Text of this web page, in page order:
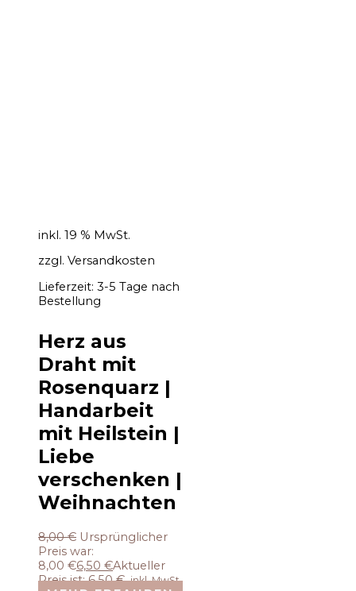
inkl. 19 % MwSt.
zzgl. Versandkosten
Lieferzeit: 3-5 Tage nach
Bestellung
Herz aus
Draht mit
Rosenquarz |
Handarbeit
mit Heilstein |
Liebe
verschenken |
Weihnachten
8,00€ Ursprünglicher
Preis war:
8,00 €6,50 €Aktueller
Preis ist: 6,50 €. inkl. MwSt.